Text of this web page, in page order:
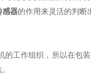
感器的作用来灵活的判断
工作组织，所以在包